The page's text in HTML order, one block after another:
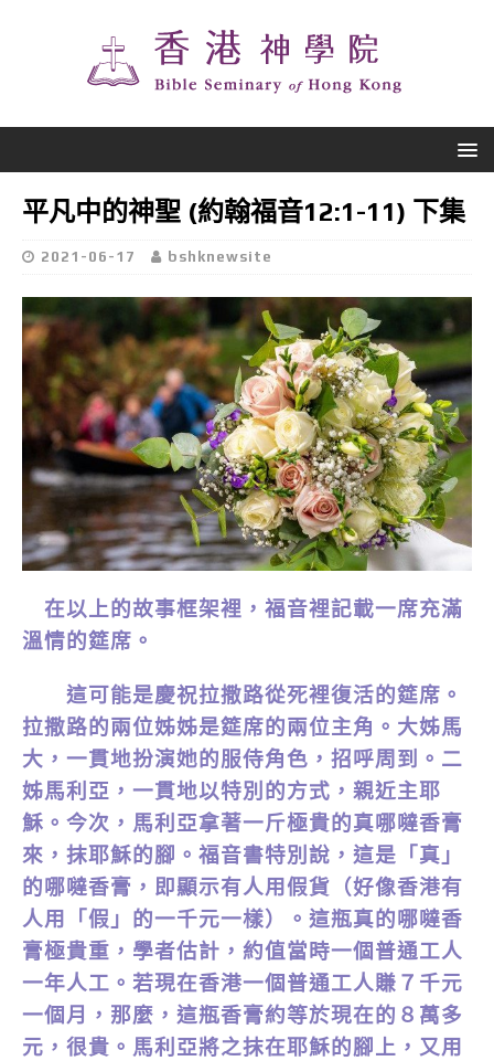
平凡中的神聖 (約翰福音12:1-11) 下集
2021-06-17 bshknewsite
在以上的故事框架裡，福音裡記載一席充滿
溫情的筵席。
這可能是慶祝拉撒路從死裡復活的筵席。
拉撒路的兩位姊姊是筵席的兩位主角。大姊馬
大，一貫地扮演她的服侍角色，招呼周到。二
姊馬利亞，一貫地以特別的方式，親近主耶
穌。今次，馬利亞拿著一斤極貴的真哪噠香膏
來，抹耶穌的腳。福音書特別說，這是「真」
的哪噠香膏，即顯示有人用假貨（好像香港有
人用「假」的一千元一樣）。這瓶真的哪噠香
膏極貴重，學者估計，約值當時一個普通工人
一年人工。若現在香港一個普通工人賺７千元
一個月，那麼，這瓶香膏約等於現在的８萬多
元，很貴。馬利亞將之抹在耶穌的腳上，又用